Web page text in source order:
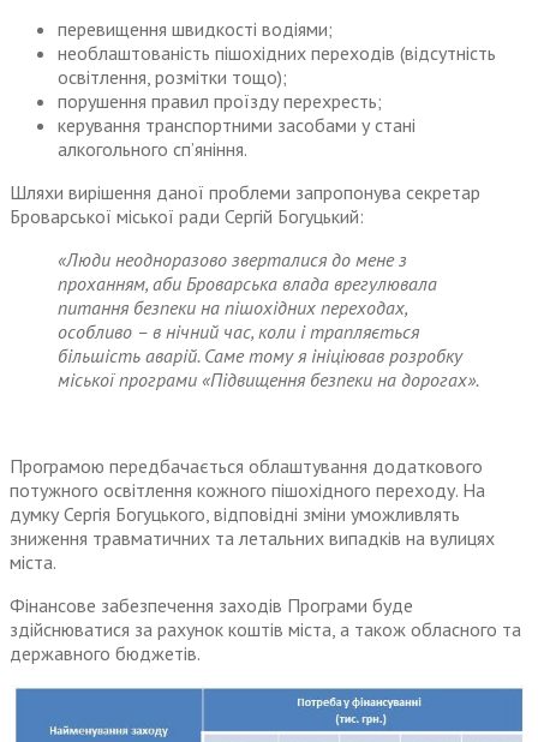
перевищення швидкості водіями;
необлаштованість пішохідних переходів (відсутність
освітлення, розмітки тощо);
порушення правил проїзду перехресть;
керування транспортними засобами у стані
алкогольного сп’яніння.
Шляхи вирішення даної проблеми запропонува секретар
Броварської міської ради Сергій Богуцький:
«Люди неодноразово зверталися до мене з
проханням, аби Броварська влада врегулювала
питання безпеки на пішохідних переходах,
особливо – в нічний час, коли і трапляється
більшість аварій. Саме тому я ініціював розробку
міської програми «Підвищення безпеки на дорогах».
Програмою передбачається облаштування додаткового
потужного освітлення кожного пішохідного переходу. На
думку Сергія Богуцького, відповідні зміни уможливлять
зниження травматичних та летальних випадків на вулицях
міста.
Фінансове забезпечення заходів Програми буде
здійснюватися за рахунок коштів міста, а також обласного та
державного бюджетів.